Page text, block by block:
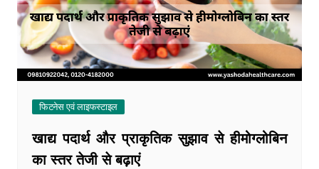
फिटनेस एवं लाइफस्टाइल
खाद्य पदार्थ और प्राकृतिक सुझाव से हीमोग्लोबिन
का स्तर तेजी से बढ़ाएं